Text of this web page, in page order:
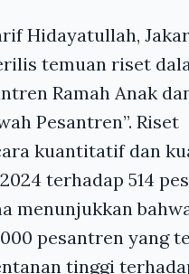
Hidayatullah,
temuan riset
Ramah Anak
Pesantren”. Riset
kuantitatif dan
terhadap 514
menunjukkan
pesantren yang
tinggi